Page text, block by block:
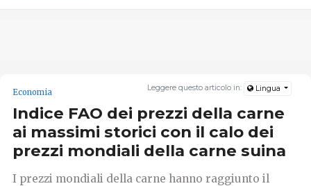
Leggere questo articolo in: Lingua
Economia
Indice FAO dei prezzi della carne
ai massimi storici con il calo dei
prezzi mondiali della carne suina
I prezzi mondiali della carne hanno raggiunto il